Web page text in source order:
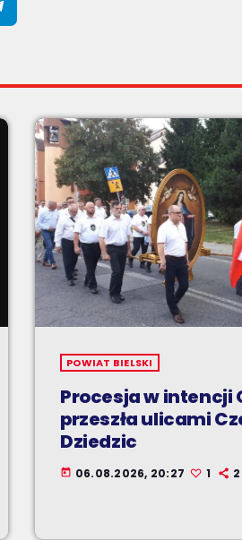
POWIAT BIELSKI
Procesja w intencji
przeszła ulicami
Dziedzic
today 06.08.2026, 20:27 1 2